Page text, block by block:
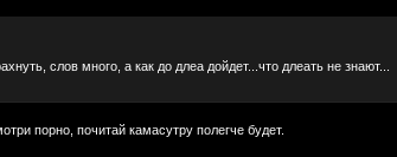
слов много, а как до длеа дойдет...что длеать не знают...
порно, почитай камасутру полегче будет.